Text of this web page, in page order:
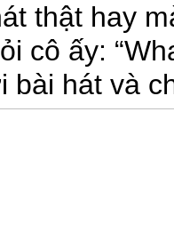
thật hay
cô ấy:
hát và